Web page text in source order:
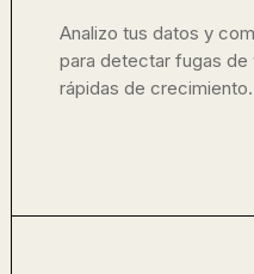
Analizo tus datos y
para detectar fugas de
rápidas de crecimiento.